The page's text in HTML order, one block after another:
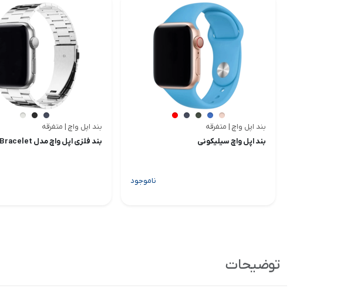
بند اپل واچ | متفرقه
بند اپل واچ سیلیکونی
ناموجود
بند اپل واچ | متفرقه
بند فلزی اپل واچ مدل Bracelet
توضیحات